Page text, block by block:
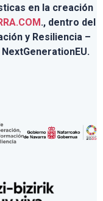
en la creación
., dentro del
y Resiliencia –